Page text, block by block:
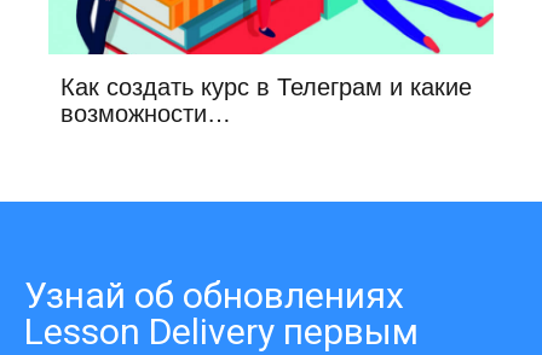
Как создать курс в Телеграм и какие
возможности…
Узнай об обновлениях
Lesson Delivery первым